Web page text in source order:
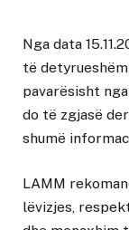
Nga data
të
pavarësisht
do të zgjasë
shumë
LAMM
lëvizjes,